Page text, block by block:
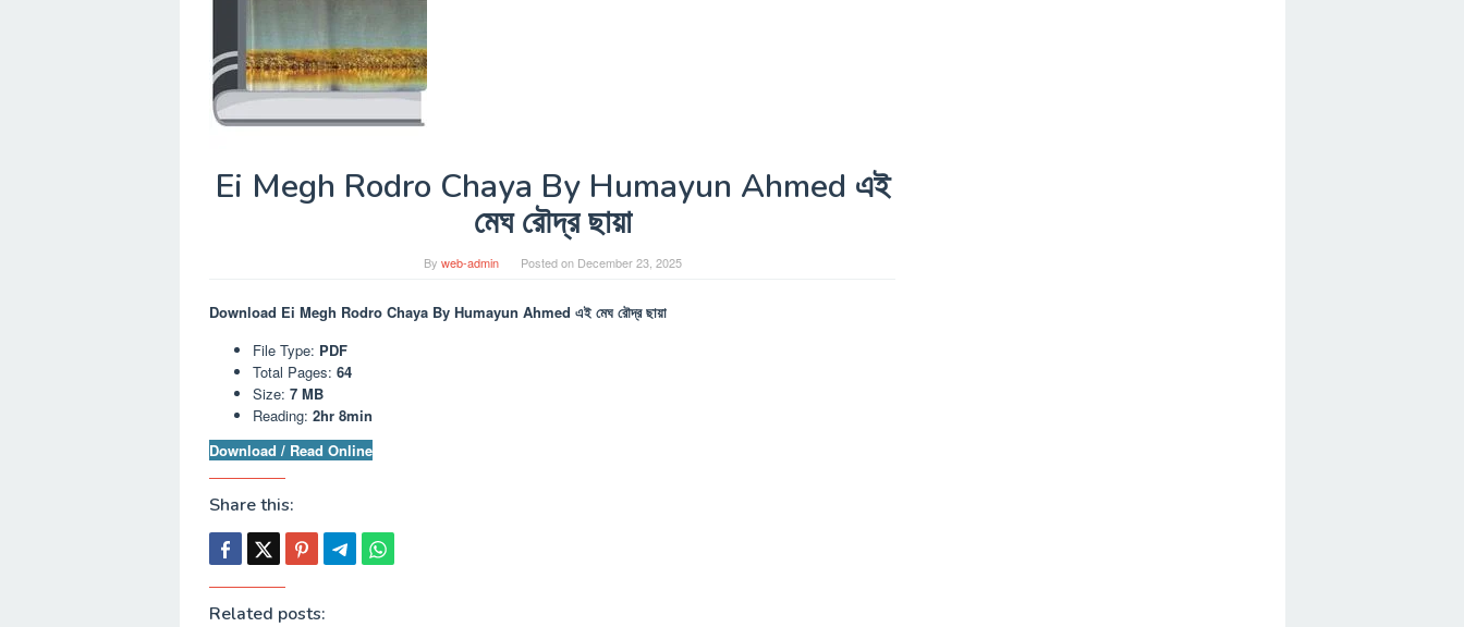
Ei Megh Rodro Chaya By Humayun Ahmed এই
মেঘ রৌদ্র ছায়া
By web-admin Posted on December 23, 2025
Download Ei Megh Rodro Chaya By Humayun Ahmed এই মেঘ রৌদ্র ছায়া
File Type: PDF
Total Pages: 64
Size: 7 MB
Reading: 2hr 8min
Download / Read Online
Share this:
Related posts: